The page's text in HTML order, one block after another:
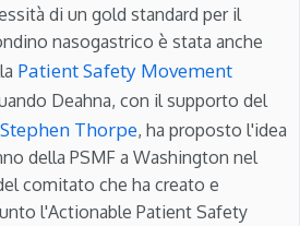
di un gold standard per il
nasogastrico è stata anche
Patient Safety Movement
Deahna, con il supporto del
Thorpe, ha proposto l'idea
della PSMF a Washington nel
comitato che ha creato e
l'Actionable Patient Safety